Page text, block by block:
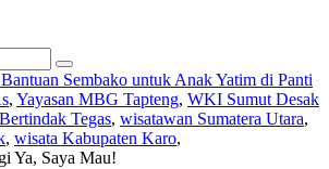
Sembako untuk Anak Yatim di Panti
, Yayasan MBG Tapteng, WKI Sumut Desak
Tegas, wisatawan Sumatera Utara,
, wisata Kabupaten Karo,
Ya, Saya Mau!